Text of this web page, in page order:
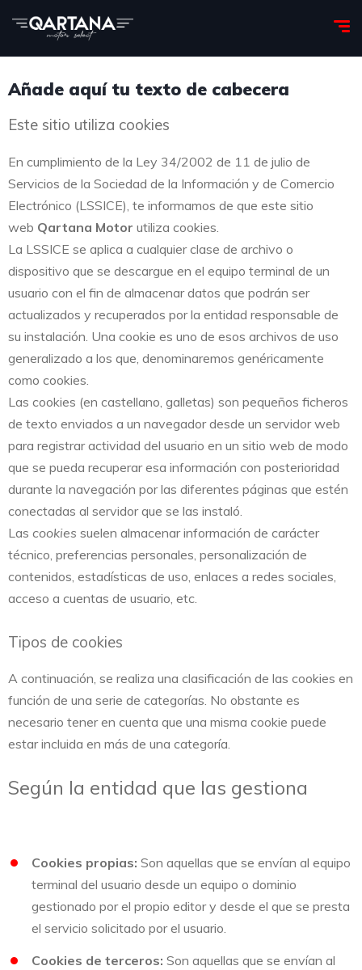
Añade aquí tu texto de cabecera
Este sitio utiliza cookies
En cumplimiento de la Ley 34/2002 de 11 de julio de
Servicios de la Sociedad de la Información y de Comercio
Electrónico (LSSICE), te informamos de que este sitio
web Qartana Motor utiliza cookies.
La LSSICE se aplica a cualquier clase de archivo o
dispositivo que se descargue en el equipo terminal de un
usuario con el fin de almacenar datos que podrán ser
actualizados y recuperados por la entidad responsable de
su instalación. Una cookie es uno de esos archivos de uso
generalizado a los que, denominaremos genéricamente
como cookies.
Las cookies (en castellano, galletas) son pequeños ficheros
de texto enviados a un navegador desde un servidor web
para registrar actividad del usuario en un sitio web de modo
que se pueda recuperar esa información con posterioridad
durante la navegación por las diferentes páginas que estén
conectadas al servidor que se las instaló.
Las cookies suelen almacenar información de carácter
técnico, preferencias personales, personalización de
contenidos, estadísticas de uso, enlaces a redes sociales,
acceso a cuentas de usuario, etc.
Tipos de cookies
A continuación, se realiza una clasificación de las cookies en
función de una serie de categorías. No obstante es
necesario tener en cuenta que una misma cookie puede
estar incluida en más de una categoría.
Según la entidad que las gestiona
Cookies propias: Son aquellas que se envían al equipo
terminal del usuario desde un equipo o dominio
gestionado por el propio editor y desde el que se presta
el servicio solicitado por el usuario.
Cookies de terceros: Son aquellas que se envían al